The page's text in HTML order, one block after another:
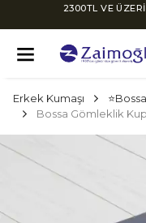
2300TL VE
Erkek Kumaşı
Bossa Gömleklik